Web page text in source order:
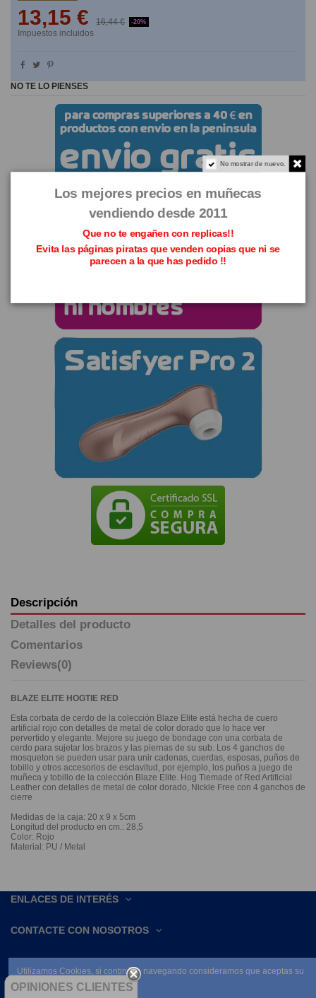
13,15 € 16,44 € -20%
Impuestos incluidos
NO TE LO PIENSES
Descripción
Detalles del producto
Comentarios
Reviews(0)
BLAZE ELITE HOGTIE RED
Esta corbata de cerdo de la colección Blaze Elite está hecha de cuero
artificial rojo con detalles de metal de color dorado que lo hace ver
pervertido y elegante. Mejore su juego de bondage con una corbata de
cerdo para sujetar los brazos y las piernas de su sub. Los 4 ganchos de
mosqueton se pueden usar para unir cadenas, cuerdas, esposas, puños de
tobillo y otros accesorios de esclavitud, por ejemplo, los puños a juego de
muñeca y tobillo de la colección Blaze Elite. Hog Tiemade of Red Artificial
Leather con detalles de metal de color dorado, Nickle Free con 4 ganchos de
cierre
Medidas de la caja: 20 x 9 x 5cm
Longitud del producto en cm.: 28,5
Color: Rojo
Material: PU / Metal
ENLACES DE INTERÉS
CONTACTE CON NOSOTROS
OPINIONES CLIENTES
No mostrar de nuevo.
Los mejores precios en muñecas
vendiendo desde 2011
Que no te engañen con replicas!!
Evita las páginas piratas que venden copias que ni se
parecen a la que has pedido !!
Utilizamos Cookies, si continúas navegando consideramos que aceptas su
uso.